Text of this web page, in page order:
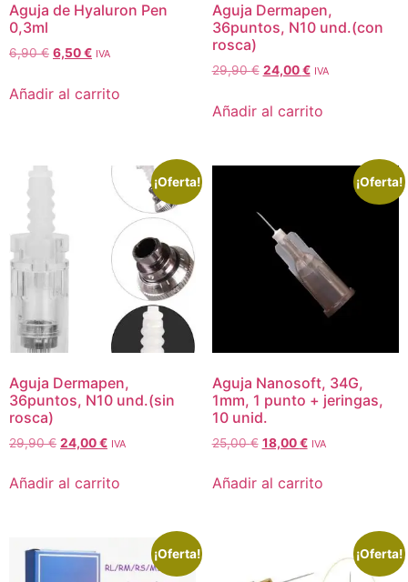
Aguja de Hyaluron Pen
0,3ml
6,90€ 6,50€ IVA
Añadir al carrito
Aguja Dermapen,
36puntos, N10 und.(con
rosca)
29,90€ 24,00€ IVA
Añadir al carrito
¡Oferta!
Aguja Dermapen,
36puntos, N10 und.(sin
rosca)
29,90€ 24,00€ IVA
Añadir al carrito
¡Oferta!
Aguja Nanosoft, 34G,
1mm, 1 punto + jeringas,
10 unid.
25,00€ 18,00€ IVA
Añadir al carrito
¡Oferta! ¡Oferta!